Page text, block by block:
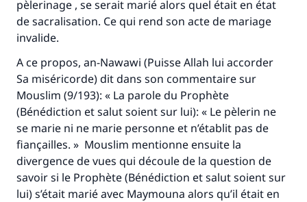
pèlerinage , se serait marié alors quel était en état
de sacralisation. Ce qui rend son acte de mariage
invalide.
A ce propos, an-Nawawi (Puisse Allah lui accorder
Sa miséricorde) dit dans son commentaire sur
Mouslim (9/193): « La parole du Prophète
(Bénédiction et salut soient sur lui): « Le pèlerin ne
se marie ni ne marie personne et n’établit pas de
fiançailles. » Mouslim mentionne ensuite la
divergence de vues qui découle de la question de
savoir si le Prophète (Bénédiction et salut soient sur
lui) s’était marié avec Maymouna alors qu’il était en